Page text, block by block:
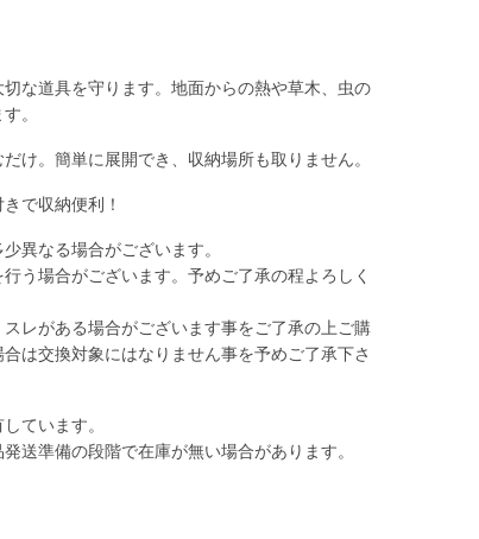
な道具を守ります。地面からの熱や草木、虫の
。
け。簡単に展開でき、収納場所も取りません。
で収納便利！
異なる場合がございます。
う場合がございます。予めご了承の程よろしく
レがある場合がございます事をご了承の上ご購
は交換対象にはなりません事を予めご了承下さ
ています。
送準備の段階で在庫が無い場合があります。